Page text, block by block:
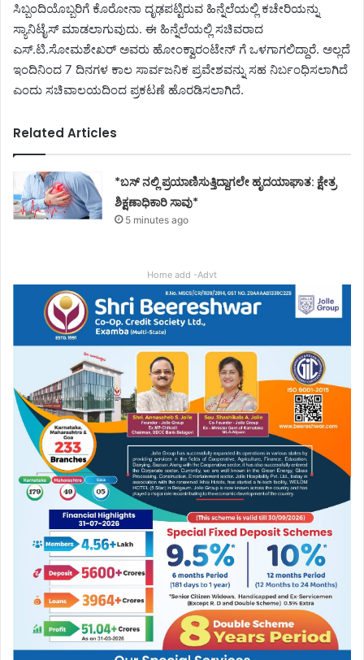
ಸಿಬ್ಬಂದಿಯೊಬ್ಬರಿಗೆ ಕೊರೋನಾ ದೃಢಪಟ್ಟಿರುವ ಹಿನ್ನೆಲೆಯಲ್ಲಿ ಕಚೇರಿಯನ್ನು
ಸ್ಯಾನಿಟೈಸ್ ಮಾಡಲಾಗುವುದು. ಈ ಹಿನ್ನೆಲೆಯಲ್ಲಿ ಸಚಿವರಾದ
ಎಸ್.ಟಿ.ಸೋಮಶೇಖರ್ ಅವರು ಹೋಂಕ್ವಾರಂಟೇನ್ ಗೆ ಒಳಗಾಗಲಿದ್ದಾರೆ. ಅಲ್ಲದೆ
ಇಂದಿನಿಂದ 7 ದಿನಗಳ ಕಾಲ ಸಾರ್ವಜನಿಕ ಪ್ರವೇಶವನ್ನು ಸಹ ನಿರ್ಬಂಧಿಸಲಾಗಿದೆ
ಎಂದು ಸಚಿವಾಲಯದಿಂದ ಪ್ರಕಟಣೆ ಹೊರಡಿಸಲಾಗಿದೆ.
Related Articles
*ಬಸ್ ನಲ್ಲಿ ಪ್ರಯಾಣಿಸುತ್ತಿದ್ದಾಗಲೇ ಹೃದಯಾಘಾತ: ಕ್ಷೇತ್ರ
ಶಿಕ್ಷಣಾಧಿಕಾರಿ ಸಾವು*
5 minutes ago
Home add -Advt